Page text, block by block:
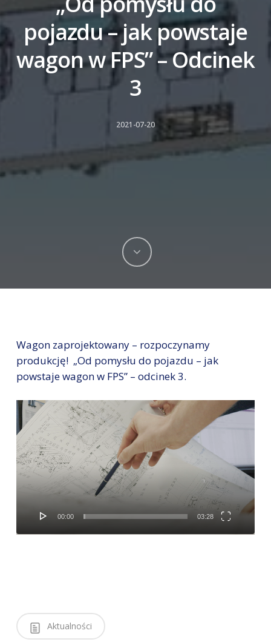
pojazdu – jak powstaje
wagon w FPS” – Odcinek
3
2021-07-20
Wagon zaprojektowany – rozpoczynamy
produkcję! „Od pomysłu do pojazdu – jak
powstaje wagon w FPS” – odcinek 3.
Odtwarzacz
video
00:00 03:28
Aktualności